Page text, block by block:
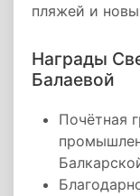
пляжей и
Награды
Балаевой
Почётная